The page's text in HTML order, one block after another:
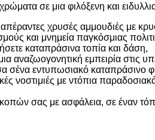
σε μια φιλόξενη και
χρυσές αμμουδιές με
και μνημεία παγκόσμιας
καταπράσινα τοπία και δάση,
αναζωογονητική εμπειρία στις
εντυπωσιακό καταπράσινο
νοστιμιές με ντόπια
σας με ασφάλεια, σε έναν